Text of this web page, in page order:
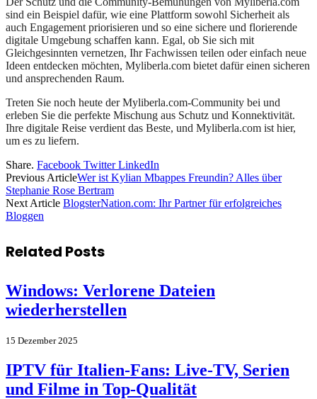
sind ein Beispiel dafür, wie eine Plattform sowohl Sicherheit als
auch Engagement priorisieren und so eine sichere und florierende
digitale Umgebung schaffen kann. Egal, ob Sie sich mit
Gleichgesinnten vernetzen, Ihr Fachwissen teilen oder einfach neue
Ideen entdecken möchten, Myliberla.com bietet dafür einen sicheren
und ansprechenden Raum.
Treten Sie noch heute der Myliberla.com-Community bei und
erleben Sie die perfekte Mischung aus Schutz und Konnektivität.
Ihre digitale Reise verdient das Beste, und Myliberla.com ist hier,
um es zu liefern.
Share. Facebook Twitter LinkedIn
Previous ArticleWer ist Kylian Mbappes Freundin? Alles über
Stephanie Rose Bertram
Next Article BlogsterNation.com: Ihr Partner für erfolgreiches
Bloggen
Related Posts
Windows: Verlorene Dateien
wiederherstellen
15 Dezember 2025
IPTV für Italien-Fans: Live-TV, Serien
und Filme in Top-Qualität